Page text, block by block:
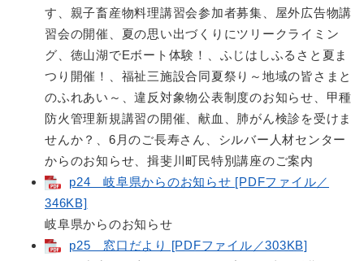
す、親子畜産物料理講習会参加者募集、屋外広告物講
習会の開催、夏の思い出づくりにツリークライミン
グ、徳山湖でEボート体験！、ふじはしふるさと夏ま
つり開催！、福祉三施設合同夏祭り～地域の皆さまと
のふれあい～、違反対象物公表制度のお知らせ、甲種
防火管理新規講習の開催、献血、肺がん検診を受けま
せんか？、6月のご長寿さん、シルバー人材センター
からのお知らせ、揖斐川町民特別講座のご案内
p24 岐阜県からのお知らせ [PDFファイル／
346KB]
岐阜県からのお知らせ
p25 窓口だより [PDFファイル／303KB]